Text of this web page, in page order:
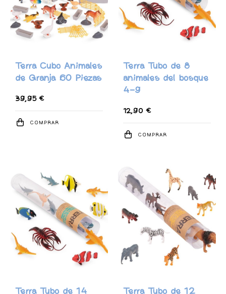
Terra Cubo Animales
de Granja 60 Piezas
39,95 €
COMPRAR
Terra Tubo de 8
animales del bosque
4-9
12,90 €
COMPRAR
Terra Tubo de 14
Terra Tubo de 12